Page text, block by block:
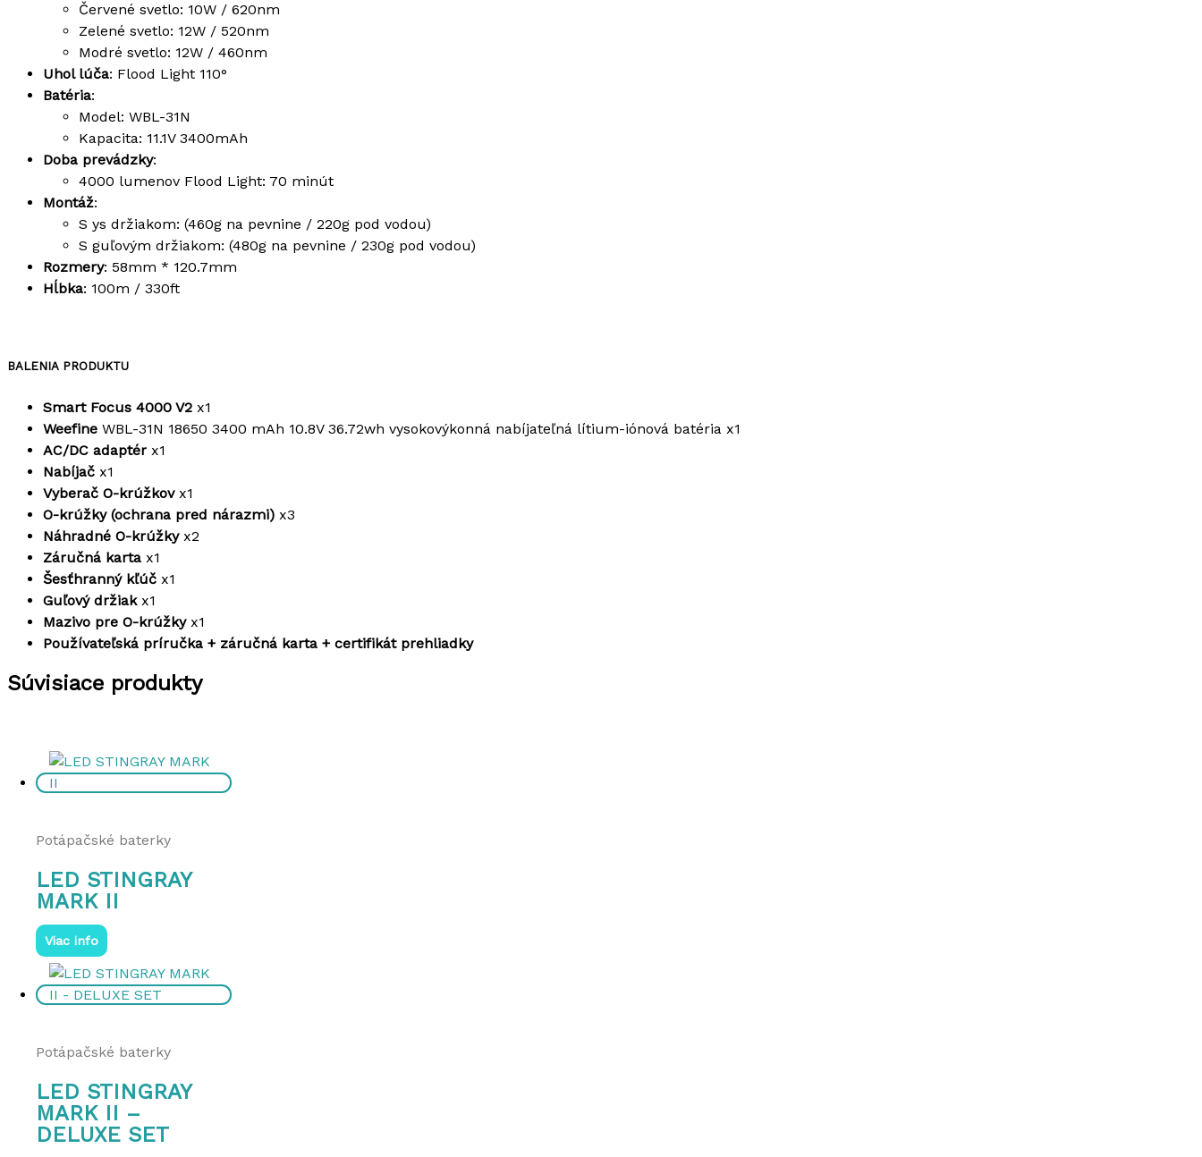
Červené svetlo: 10W / 620nm
Zelené svetlo: 12W / 520nm
Modré svetlo: 12W / 460nm
Uhol lúča: Flood Light 110°
Batéria:
Model: WBL-31N
Kapacita: 11.1V 3400mAh
Doba prevádzky:
4000 lumenov Flood Light: 70 minút
Montáž:
S ys držiakom: (460g na pevnine / 220g pod vodou)
S guľovým držiakom: (480g na pevnine / 230g pod vodou)
Rozmery: 58mm * 120.7mm
Hĺbka: 100m / 330ft
BALENIA PRODUKTU
Smart Focus 4000 V2 x1
Weefine WBL-31N 18650 3400 mAh 10.8V 36.72wh vysokovýkonná nabíjateľná lítium-iónová batéria x1
AC/DC adaptér x1
Nabíjač x1
Vyberač O-krúžkovx1
O-krúžky (ochrana pred nárazmi) x3
Náhradné O-krúžkyx2
Záručná karta x1
Šesťhranný kľúč x1
Guľový držiakx1
Mazivo pre O-krúžkyx1
Používateľská príručka + záručná karta + certifikát prehliadky
Súvisiace produkty
Potápačské baterky
LED STINGRAY
MARK II
Viac info
Potápačské baterky
LED STINGRAY
MARK II –
DELUXE SET